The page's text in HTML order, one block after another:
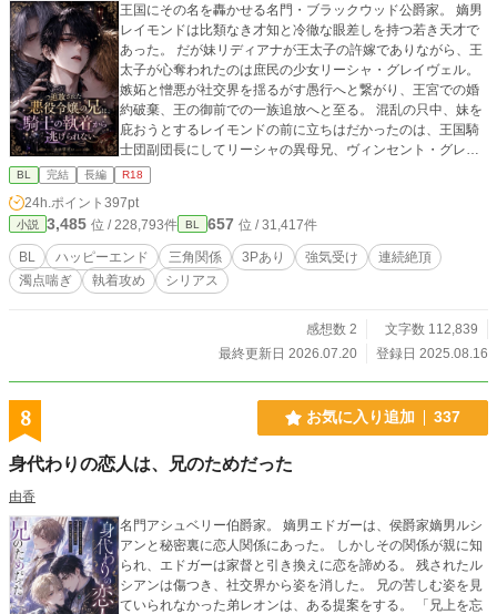
王国にその名を轟かせる名門・ブラックウッド公爵家。 嫡男
レイモンドは比類なき才知と冷徹な眼差しを持つ若き天才で
あった。 だが妹リディアナが王太子の許嫁でありながら、王
太子が心奪われたのは庶民の少女リーシャ・グレイヴェル。
嫉妬と憎悪が社交界を揺るがす愚行へと繋がり、王宮での婚
約破棄、王の御前での一族追放へと至る。 混乱の只中、妹を
庇おうとするレイモンドの前に立ちはだかったのは、王国騎
士団副団長にしてリーシャの異母兄、ヴィンセント・グレイ
ヴェル。 琥珀の瞳に嗜虐を宿した彼は言う―― 「この才を捨
てるは惜しい。ゆえに、我が手で飼い馴らそう」 知略と支配
欲を秘めた騎士と、没落した宰相家の天才青年。 耽美と背徳
の物語が、冷たい鎖と熱い口づけの中で幕を開ける。 ＿＿＿
※本作は旧版です。 ※旧版1~3巻をこちらにまとめました。
※完全版とは展開・描写が一部異なります。
BL 完結 長編 R18
24h.ポイント 397pt
小説 3,485 位 / 228,793件 BL 657 位 / 31,417件
BL ハッピーエンド 三角関係 3Pあり 強気受け
連続絶頂
濁点喘ぎ
執着攻め シリアス
感想数 2
文字数 112,839
最終更新日 2026.07.20
登録日 2025.08.16
8 お気に入り追加 337
身代わりの恋人は、兄のためだった
由香
名門アシュベリー伯爵家。 嫡男エドガーは、侯爵家嫡男ルシ
アンと秘密裏に恋人関係にあった。 しかしその関係が親に知
られ、エドガーは家督と引き換えに恋を諦める。 残されたル
シアンは傷つき、社交界から姿を消した。 兄の苦しむ姿を見
ていられなかった弟レオンは、ある提案をする。 「兄上を忘